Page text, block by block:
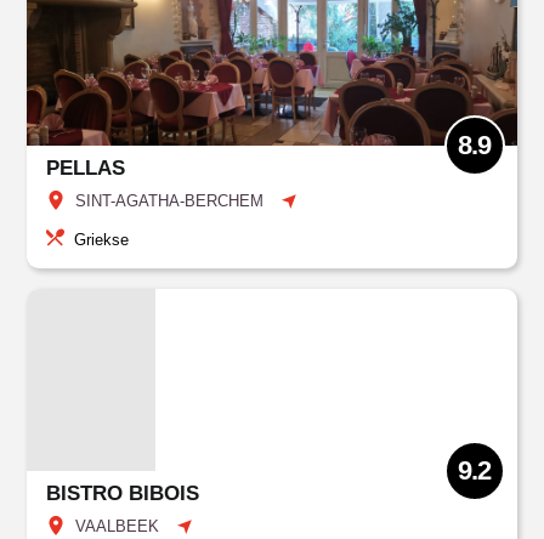
PELLAS
SINT-AGATHA-BERCHEM
8.9
Griekse
BISTRO BIBOIS
VAALBEEK
9.2